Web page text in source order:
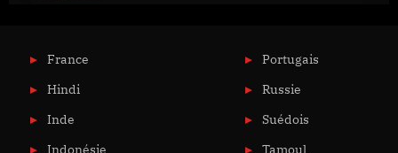
France
Hindi
Inde
Indonésie
Portugais
Russie
Suédois
Tamoul